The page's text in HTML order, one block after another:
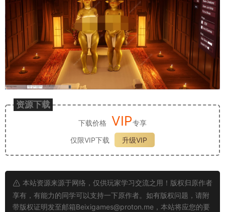
资源下载
下载价格 VIP专享
仅限VIP下载
升级VIP
本站资源来源于网络，仅供玩家学习交流之用！版权归原作者
享有，有能力的同学可以支持一下原作者。如有版权问题，请附
带版权证明发至邮箱Beixigames@proton.me ，本站将应您的要